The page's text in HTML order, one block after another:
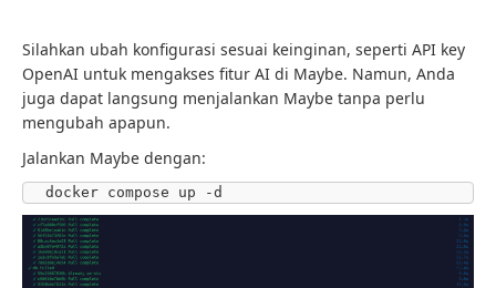
Silahkan ubah konfigurasi sesuai keinginan, seperti API key
OpenAI untuk mengakses fitur AI di Maybe. Namun, Anda
juga dapat langsung menjalankan Maybe tanpa perlu
mengubah apapun.
Jalankan Maybe dengan:
docker compose up -d